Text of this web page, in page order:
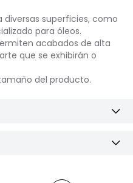
diversas superficies, como
para óleos.
acabados de alta
que se exhibirán o
del producto.